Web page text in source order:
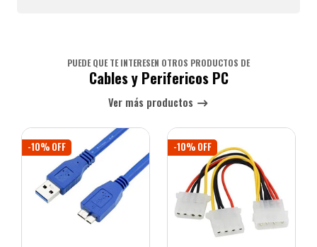
PUEDE QUE TE INTERESEN OTROS PRODUCTOS DE
Cables y Perifericos PC
Ver más productos
-10% OFF -10% OFF